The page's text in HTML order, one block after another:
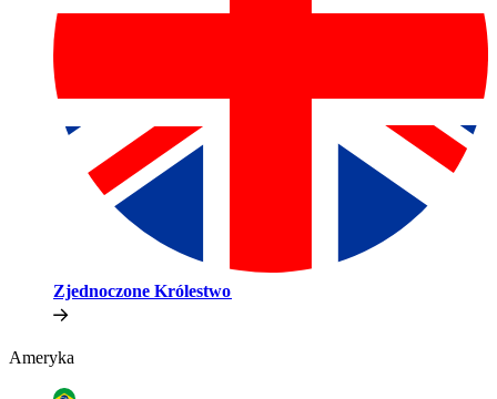
Zjednoczone Królestwo​​
Ameryka​​